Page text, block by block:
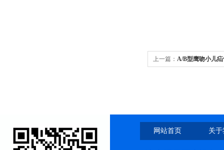
上一篇： A/B型鹰吻小儿
网站首页 关